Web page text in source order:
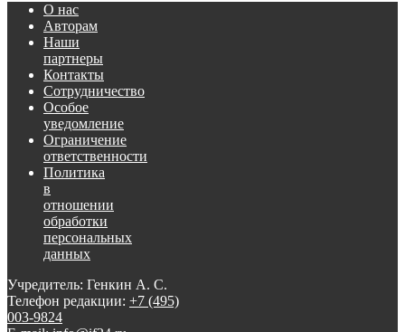
О нас
Авторам
Наши
партнеры
Контакты
Сотрудничество
Особое
уведомление
Ограничение
ответственности
Политика
в
отношении
обработки
персональных
данных
Учредитель: Генкин А. С.
Телефон редакции: +7 (495)
003-9824